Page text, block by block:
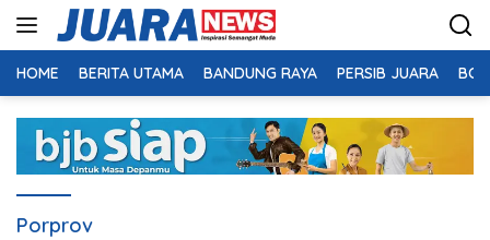
HOME BERITA UTAMA BANDUNG RAYA PERSIB JUARA
Porprov